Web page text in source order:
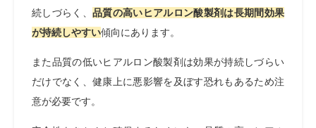
続しづらく、 品質の高いヒアルロン酸製剤は長期間効果
が持続しやすい傾向にあります。
また品質の低いヒアルロン酸製剤は効果が持続しづらい
だけでなく、健康上に悪影響を及ぼす恐れもあるため注
意が必要です。